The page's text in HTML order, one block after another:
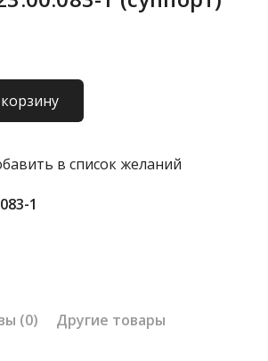
в список желаний
1
(0) Другие товары